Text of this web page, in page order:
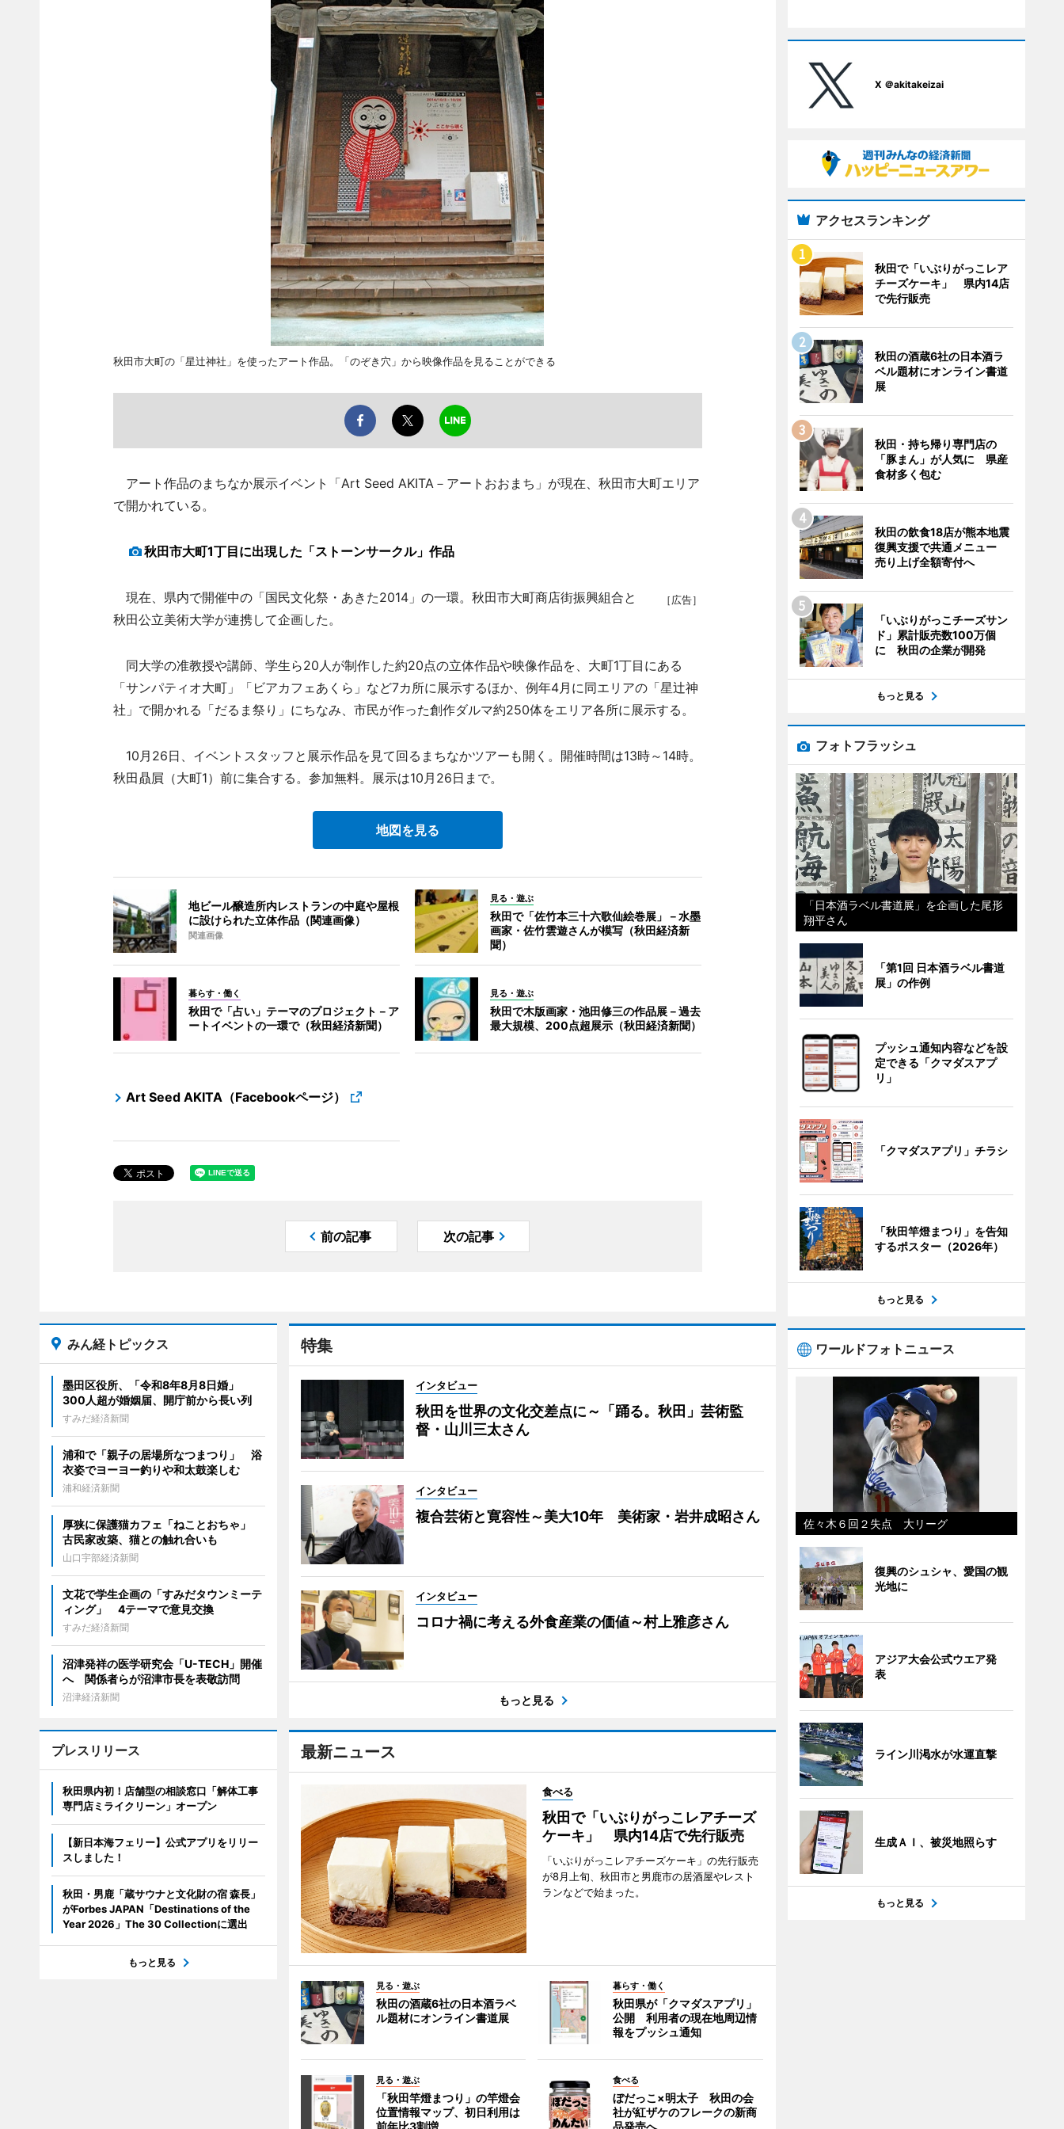
秋田市大町の「星辻神社」を使ったアート作品。「のぞき穴」から映像作品を見ることができる
アート作品のまちなか展示イベント「Art Seed AKITA－アートおおまち」が現在、秋田市大町エリア
で開かれている。
秋田市大町1丁目に出現した「ストーンサークル」作品
［広告］
現在、県内で開催中の「国民文化祭・あきた2014」の一環。秋田市大町商店街振興組合と
秋田公立美術大学が連携して企画した。
同大学の准教授や講師、学生ら20人が制作した約20点の立体作品や映像作品を、大町1丁目にある
「サンパティオ大町」「ビアカフェあくら」など7カ所に展示するほか、例年4月に同エリアの「星辻神
社」で開かれる「だるま祭り」にちなみ、市民が作った創作ダルマ約250体をエリア各所に展示する。
10月26日、イベントスタッフと展示作品を見て回るまちなかツアーも開く。開催時間は13時～14時。
秋田贔屓（大町1）前に集合する。参加無料。展示は10月26日まで。
地図を見る
地ビール醸造所内レストランの中庭や屋根
に設けられた立体作品（関連画像）
関連画像
見る・遊ぶ
秋田で「佐竹本三十六歌仙絵巻展」－水墨
画家・佐竹雲遊さんが模写（秋田経済新
聞）
暮らす・働く
秋田で「占い」テーマのプロジェクト－ア
ートイベントの一環で（秋田経済新聞）
見る・遊ぶ
秋田で木版画家・池田修三の作品展－過去
最大規模、200点超展示（秋田経済新聞）
Art Seed AKITA（Facebookページ）
前の記事 次の記事
特集
インタビュー
秋田を世界の文化交差点に～「踊る。秋田」芸術監
督・山川三太さん
インタビュー
複合芸術と寛容性～美大10年 美術家・岩井成昭さん
インタビュー
コロナ禍に考える外食産業の価値～村上雅彦さん
もっと見る
最新ニュース
食べる
秋田で「いぶりがっこレアチーズ
ケーキ」 県内14店で先行販売
「いぶりがっこレアチーズケーキ」の先行販売
が8月上旬、秋田市と男鹿市の居酒屋やレスト
ランなどで始まった。
見る・遊ぶ
秋田の酒蔵6社の日本酒ラベ
ル題材にオンライン書道展
暮らす・働く
秋田県が「クマダスアプリ」
公開 利用者の現在地周辺情
報をプッシュ通知
見る・遊ぶ
「秋田竿燈まつり」の竿燈会
位置情報マップ、初日利用は
前年比3割増
食べる
ぼだっこ×明太子 秋田の会
社が紅ザケのフレークの新商
品発売へ
みん経トピックス
墨田区役所、「令和8年8月8日婚」
300人超が婚姻届、開庁前から長い列
すみだ経済新聞
浦和で「親子の居場所なつまつり」 浴
衣姿でヨーヨー釣りや和太鼓楽しむ
浦和経済新聞
厚狭に保護猫カフェ「ねことおちゃ」
古民家改築、猫との触れ合いも
山口宇部経済新聞
文花で学生企画の「すみだタウンミーテ
ィング」 4テーマで意見交換
すみだ経済新聞
沼津発祥の医学研究会「U-TECH」開催
へ 関係者らが沼津市長を表敬訪問
沼津経済新聞
プレスリリース
秋田県内初！店舗型の相談窓口「解体工事
専門店ミライクリーン」オープン
【新日本海フェリー】公式アプリをリリー
スしました！
秋田・男鹿「蔵サウナと文化財の宿 森長」
がForbes JAPAN「Destinations of the
Year 2026」The 30 Collectionに選出
もっと見る
X ＠akitakeizai
アクセスランキング
秋田で「いぶりがっこレア
チーズケーキ」 県内14店
で先行販売
秋田の酒蔵6社の日本酒ラ
ベル題材にオンライン書道
展
秋田・持ち帰り専門店の
「豚まん」が人気に 県産
食材多く包む
秋田の飲食18店が熊本地震
復興支援で共通メニュー
売り上げ全額寄付へ
「いぶりがっこチーズサン
ド」累計販売数100万個
に 秋田の企業が開発
もっと見る
フォトフラッシュ
「日本酒ラベル書道展」を企画した尾形
翔平さん
「第1回 日本酒ラベル書道
展」の作例
プッシュ通知内容などを設
定できる「クマダスアプ
リ」
「クマダスアプリ」チラシ
「秋田竿燈まつり」を告知
するポスター（2026年）
もっと見る
ワールドフォトニュース
佐々木６回２失点 大リーグ
復興のシュシャ、愛国の観
光地に
アジア大会公式ウエア発
表
ライン川渇水が水運直撃
生成ＡＩ、被災地照らす
もっと見る